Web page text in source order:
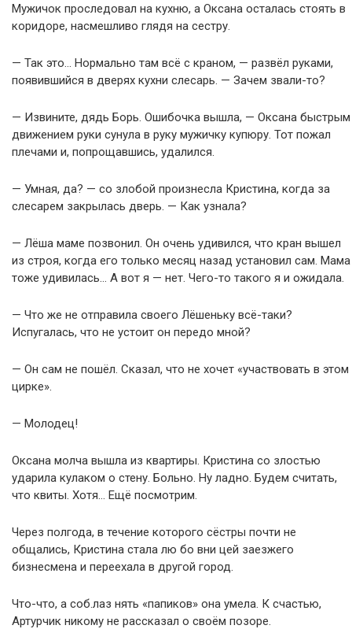
Мужичок проследовал на кухню, а Оксана осталась стоять в
коридоре, насмешливо глядя на сестру.
— Так это… Нормально там всё с краном, — развёл руками,
появившийся в дверях кухни слесарь. — Зачем звали-то?
— Извините, дядь Борь. Ошибочка вышла, — Оксана быстрым
движением руки сунула в руку мужичку купюру. Тот пожал
плечами и, попрощавшись, удалился.
— Умная, да? — со злобой произнесла Кристина, когда за
слесарем закрылась дверь. — Как узнала?
— Лёша маме позвонил. Он очень удивился, что кран вышел
из строя, когда его только месяц назад установил сам. Мама
тоже удивилась… А вот я — нет. Чего-то такого я и ожидала.
— Что же не отправила своего Лёшеньку всё-таки?
Испугалась, что не устоит он передо мной?
— Он сам не пошёл. Сказал, что не хочет «участвовать в этом
цирке».
— Молодец!
Оксана молча вышла из квартиры. Кристина со злостью
ударила кулаком о стену. Больно. Ну ладно. Будем считать,
что квиты. Хотя… Ещё посмотрим.
Через полгода, в течение которого сёстры почти не
общались, Кристина стала лю бо вни цей заезжего
бизнесмена и переехала в другой город.
Что-что, а соб.лаз нять «папиков» она умела. К счастью,
Артурчик никому не рассказал о своём позоре.